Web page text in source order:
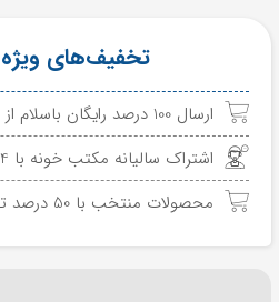
تخفیف‌های ویژه
ارسال 100 درصد رایگان باسلام از محصولات منتخب
اشتراک سالیانه مکتب خونه با 54 درصد تخفیف
محصولات منتخب با 50 درصد تخفیف بنیکس